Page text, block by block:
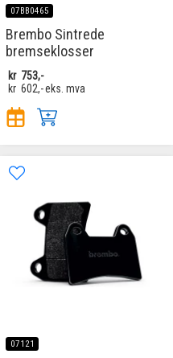
07BB0465
Brembo Sintrede
bremseklosser
kr 753,-
kr 602,-eks. mva
07121